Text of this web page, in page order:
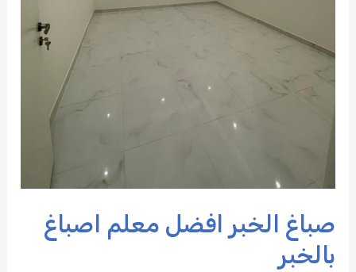
صباغ الخبر افضل معلم اصباغ
بالخبر